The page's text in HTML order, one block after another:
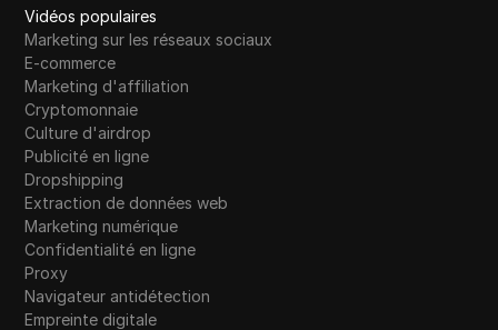
Vidéos populaires
Marketing sur les réseaux sociaux
E-commerce
Marketing d'affiliation
Cryptomonnaie
Culture d'airdrop
Publicité en ligne
Dropshipping
Extraction de données web
Marketing numérique
Confidentialité en ligne
Proxy
Navigateur antidétection
Empreinte digitale